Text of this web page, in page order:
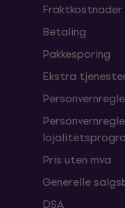
Betaling
Pakkesporing
Ekstra
Pris uten mva
Generelle
DSA